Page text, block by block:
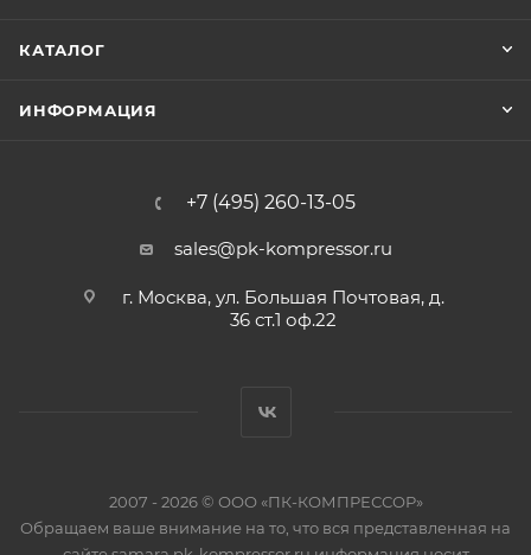
КАТАЛОГ
ИНФОРМАЦИЯ
+7 (495) 260-13-05
sales@pk-kompressor.ru
г. Москва, ул. Большая Почтовая, д.
36 ст.1 оф.22
2007 - 2026 © ООО «ПК-КОМПРЕССОР»
Обращаем ваше внимание на то, что вся представленная на